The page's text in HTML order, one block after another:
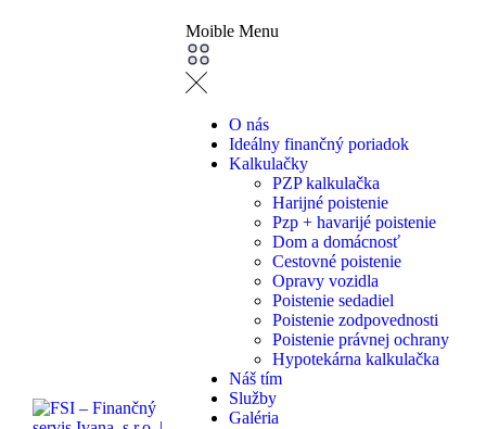
Moible Menu
O nás
Ideálny finančný poriadok
Kalkulačky
PZP kalkulačka
Harijné poistenie
Pzp + havarijé poistenie
Dom a domácnosť
Cestovné poistenie
Opravy vozidla
Poistenie sedadiel
Poistenie zodpovednosti
Poistenie právnej ochrany
Hypotekárna kalkulačka
Náš tím
Služby
Galéria